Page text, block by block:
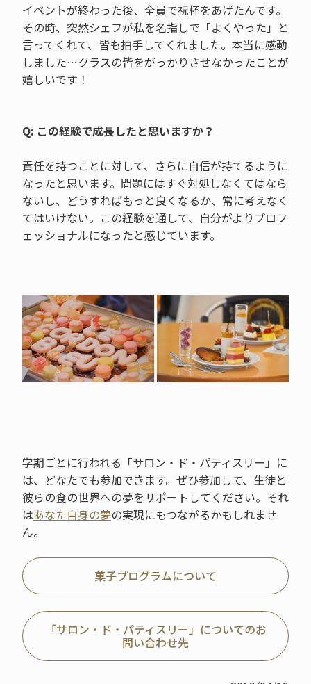
イベントが終わった後、全員で祝杯をあげたんです。
その時、突然シェフが私を名指しで「よくやった」と
言ってくれて、皆も拍手してくれました。本当に感動
しました…クラスの皆をがっかりさせなかったことが
嬉しいです！
Q: この経験で成長したと思いますか？
責任を持つことに対して、さらに自信が持てるように
なったと思います。問題にはすぐ対処しなくてはなら
ないし、どうすればもっと良くなるか、常に考えなく
てはいけない。この経験を通して、自分がよりプロフ
ェッショナルになったと感じています。
学期ごとに行われる「サロン・ド・パティスリー」に
は、どなたでも参加できます。ぜひ参加して、生徒と
彼らの食の世界への夢をサポートしてください。それ
はあなた自身の夢の実現にもつながるかもしれませ
ん。
菓子プログラムについて
「サロン・ド・パティスリー」についてのお
問い合わせ先